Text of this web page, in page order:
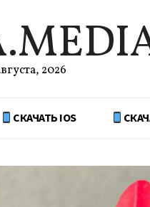
2026
СКАЧАТЬ IOS